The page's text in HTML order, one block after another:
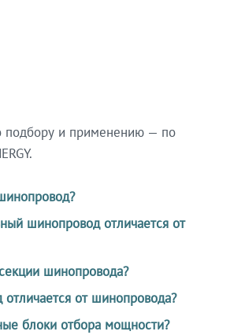
подбору и применению — по
шинопровод отличается от
шинопровода?
от шинопровода?
блоки отбора мощности?